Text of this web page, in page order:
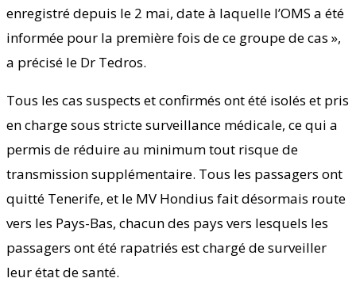
enregistré depuis le 2 mai, date à laquelle l’OMS a été
informée pour la première fois de ce groupe de cas »,
a précisé le Dr Tedros.
Tous les cas suspects et confirmés ont été isolés et pris
en charge sous stricte surveillance médicale, ce qui a
permis de réduire au minimum tout risque de
transmission supplémentaire. Tous les passagers ont
quitté Tenerife, et le MV Hondius fait désormais route
vers les Pays-Bas, chacun des pays vers lesquels les
passagers ont été rapatriés est chargé de surveiller
leur état de santé.